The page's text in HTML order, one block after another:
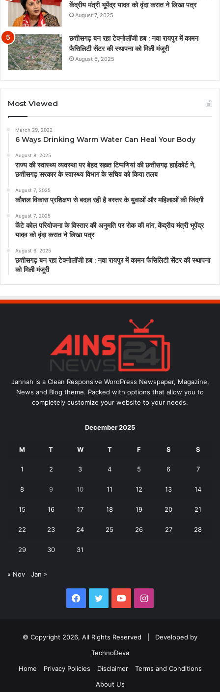
केंद्रीय मंत्री भूपेंद्र यादव को वृंदा करात ने लिखा पत्र
August 7, 2025
छत्तीसगढ़ बन रहा टेक्नोलॉजी हब : नवा रायपुर में कामन
फैसिलिटी सेंटर की स्थापना को मिली मंजूरी
August 6, 2025
Most Viewed
March 29, 2022
6 Ways Drinking Warm Water Can Heal Your Body
August 8, 2025
राज्य की स्वास्थ्य व्यवस्था पर बेहद सख़्त टिप्पणियां की छत्तीसगढ़ हाईकोर्ट ने,
छत्तीसगढ़ सरकार के स्वास्थ्य विभाग के सचिव को किया तलब
August 7, 2025
कौशल विकास प्रशिक्षण से बदल रही है बस्तर के युवाओं और महिलाओं की जिंदगी
August 7, 2025
केंटे कोल परियोजना के विस्तार की अनुमति पर रोक की मांग, केंद्रीय मंत्री भूपेंद्र
यादव को वृंदा करात ने लिखा पत्र
August 6, 2025
छत्तीसगढ़ बन रहा टेक्नोलॉजी हब : नवा रायपुर में कामन फैसिलिटी सेंटर की स्थापना
को मिली मंजूरी
Jannah is a Clean Responsive WordPress Newspaper, Magazine,
News and Blog theme. Packed with options that allow you to
completely customize your website to your needs.
December 2025
M T W T F S S
1 2 3 4 5 6 7
8 9 10 11 12 13 14
15 16 17 18 19 20 21
22 23 24 25 26 27 28
29 30 31
« Nov Jan »
Facebook
Twitter YouTubeInstagram
© Copyright 2026, All Rights Reserved | Developed by
TechnoDeva
Home
Privacy Policies Disclaimer
Terms and Conditions
About Us